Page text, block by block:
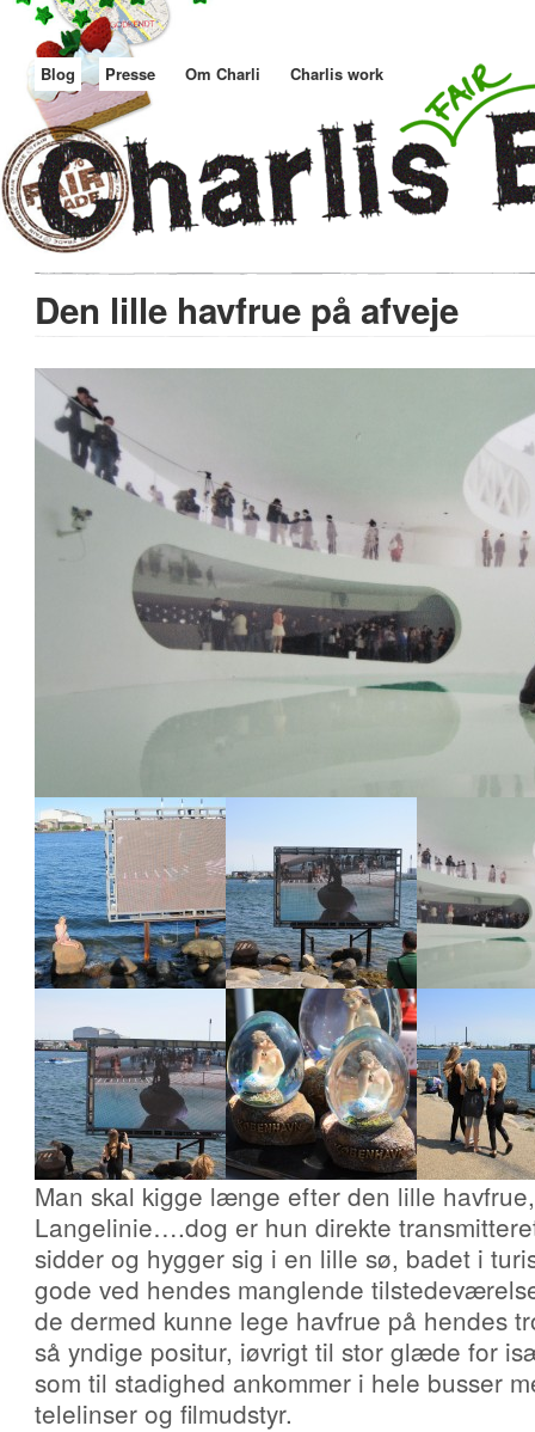
Blog Presse Om Charli Charlis work
Den lille havfrue på afveje
Man skal kigge længe efter den lille
Langelinie….dog er hun direkte
sidder og hygger sig i en lille sø, badet i
gode ved hendes manglende
de dermed kunne lege havfrue på hendes
så yndige positur, iøvrigt til stor glæde for
som til stadighed ankommer i hele busser
telelinser og filmudstyr.